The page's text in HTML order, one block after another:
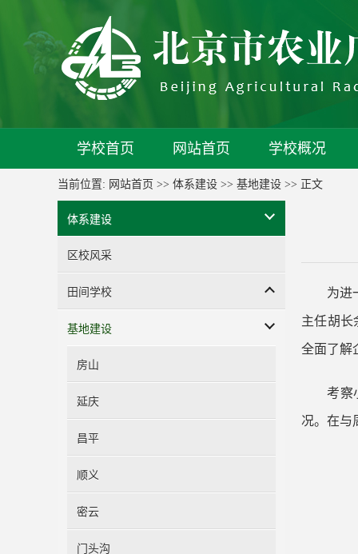
学校首页 网站首页 学校概况
当前位置: 网站首页 >> 体系建设 >> 基地建设 >> 正文
体系建设
区校风采
田间学校
基地建设
房山
延庆
昌平
顺义
密云
门头沟
为进
主任胡长
全面了解
考察
况。在与